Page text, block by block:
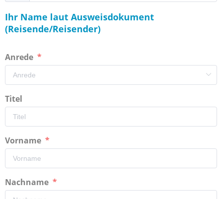
Ihr Name laut Ausweisdokument
(Reisende/Reisender)
Anrede
Titel
Vorname
Nachname